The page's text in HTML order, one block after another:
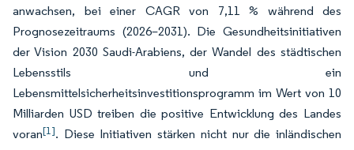
anwachsen, bei einer CAGR von 7,11 % während des
Prognosezeitraums (2026–2031). Die Gesundheitsinitiativen
der Vision 2030 Saudi-Arabiens, der Wandel des städtischen
Lebensstils und ein
Lebensmittelsicherheitsinvestitionsprogramm im Wert von 10
Milliarden USD treiben die positive Entwicklung des Landes
voran[1]. Diese Initiativen stärken nicht nur die inländischen